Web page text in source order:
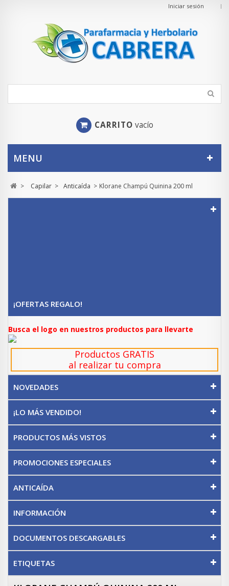
Iniciar sesión
CARRITO vacío
MENU
> Capilar > Anticaída > Klorane Champú Quinina 200 ml
¡OFERTAS REGALO!
Busca el logo en nuestros productos para llevarte
Productos GRATIS
al realizar tu compra
NOVEDADES
¡LO MÁS VENDIDO!
PRODUCTOS MÁS VISTOS
PROMOCIONES ESPECIALES
ANTICAÍDA
INFORMACIÓN
DOCUMENTOS DESCARGABLES
ETIQUETAS